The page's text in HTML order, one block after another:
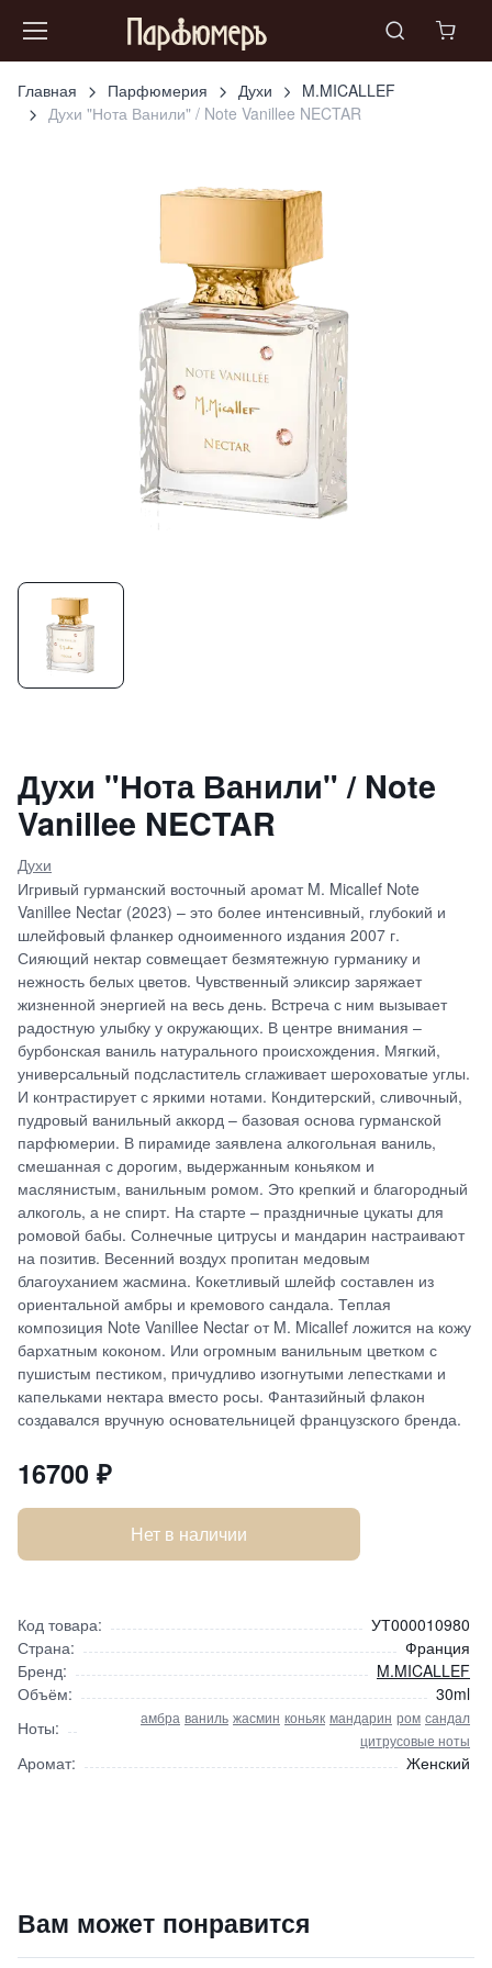
Главная Парфюмерия Духи
M.MICALLEF
Духи "Нота Ванили" / Note Vanillee NECTAR
Духи "Нота Ванили" / Note
Vanillee NECTAR
Духи
Игривый гурманский восточный аромат M. Micallef Note
Vanillee Nectar (2023) – это более интенсивный, глубокий и
шлейфовый фланкер одноименного издания 2007 г.
Сияющий нектар совмещает безмятежную гурманику и
нежность белых цветов. Чувственный эликсир заряжает
жизненной энергией на весь день. Встреча с ним вызывает
радостную улыбку у окружающих. В центре внимания –
бурбонская ваниль натурального происхождения. Мягкий,
универсальный подсластитель сглаживает шероховатые углы.
И контрастирует с яркими нотами. Кондитерский, сливочный,
пудровый ванильный аккорд – базовая основа гурманской
парфюмерии. В пирамиде заявлена алкогольная ваниль,
смешанная с дорогим, выдержанным коньяком и
маслянистым, ванильным ромом. Это крепкий и благородный
алкоголь, а не спирт. На старте – праздничные цукаты для
ромовой бабы. Солнечные цитрусы и мандарин настраивают
на позитив. Весенний воздух пропитан медовым
благоуханием жасмина. Кокетливый шлейф составлен из
ориентальной амбры и кремового сандала. Теплая
композиция Note Vanillee Nectar от M. Micallef ложится на кожу
бархатным коконом. Или огромным ванильным цветком с
пушистым пестиком, причудливо изогнутыми лепестками и
капельками нектара вместо росы. Фантазийный флакон
создавался вручную основательницей французского бренда.
16700 ₽
Нет в наличии
Код товара:
УТ000010980
Страна:
Франция
Бренд:
M.MICALLEF
Объём:
30ml
Ноты:
амбра ваниль жасмин коньяк мандарин ром сандал
цитрусовые ноты
Аромат: Женский
16700₽9 840 ₽
Вам может понравится